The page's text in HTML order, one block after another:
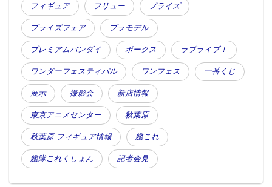
フィギュア フリュー プライズ
プライズフェア プラモデル
プレミアムバンダイ ボークス ラブライブ！
ワンダーフェスティバル ワンフェス 一番くじ
展示 撮影会 新店情報
東京アニメセンター 秋葉原
秋葉原 フィギュア情報 艦これ
艦隊これくしょん 記者会見